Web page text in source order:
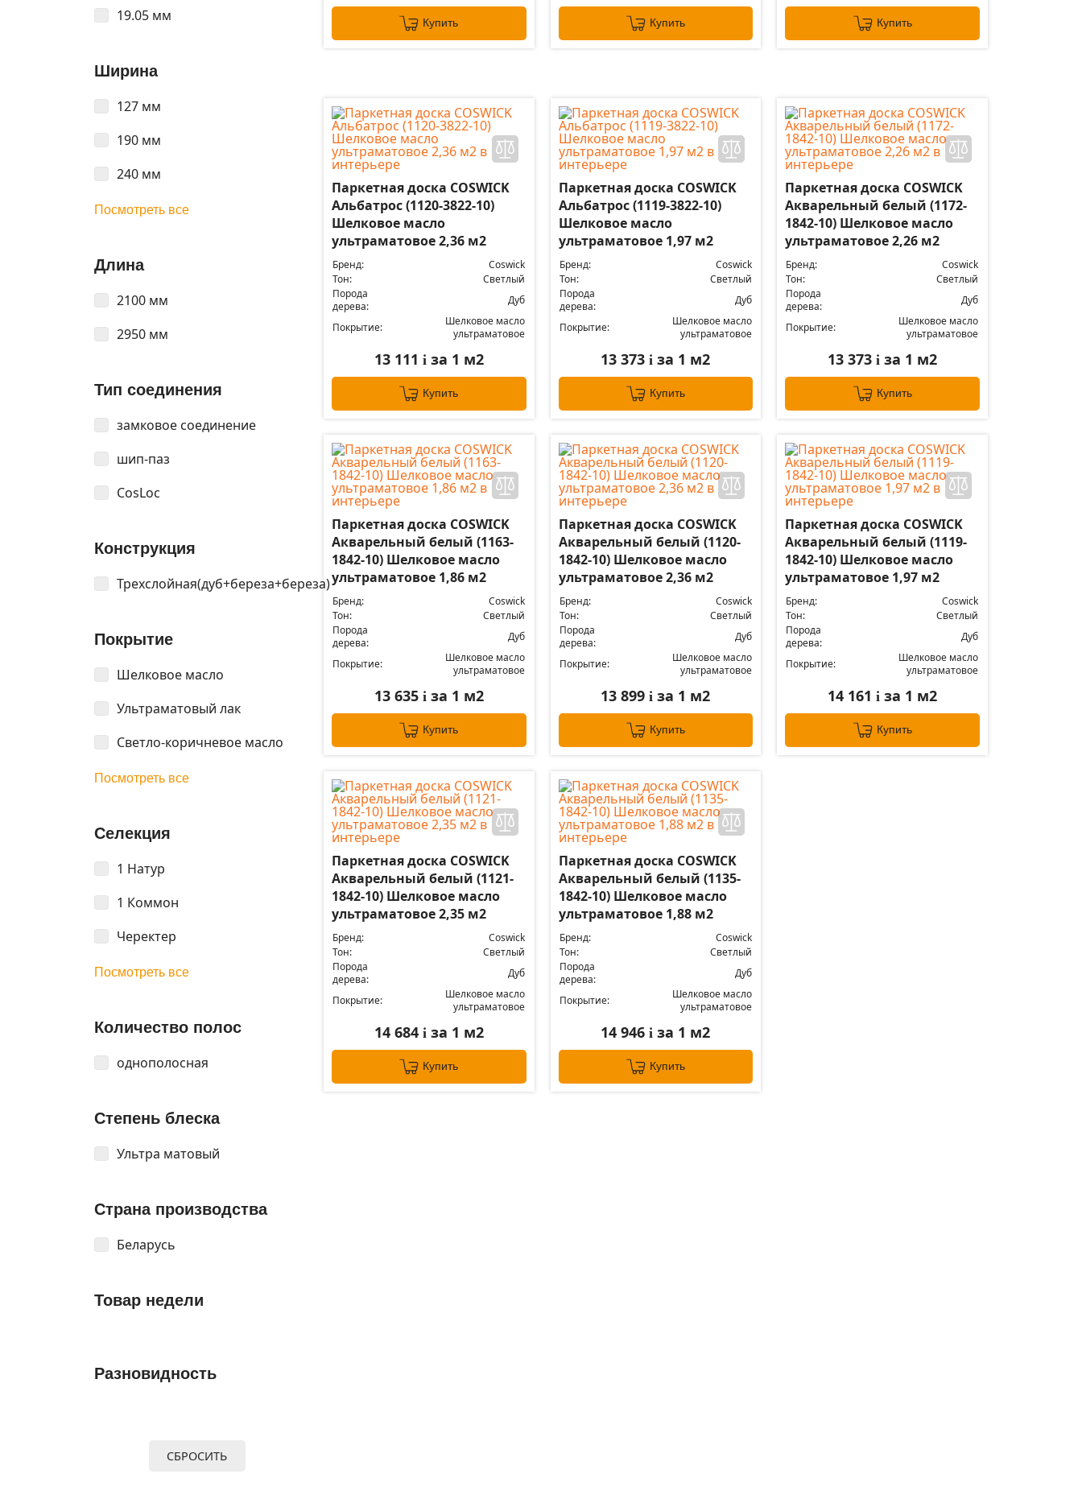
19.05 мм
Ширина
127 мм
190 мм
240 мм
Посмотреть все
Длина
2100 мм
2950 мм
Тип соединения
замковое соединение
шип-паз
CosLoc
Конструкция
Трехслойная(дуб+береза+береза)
Покрытие
Шелковое масло
Ультраматовый лак
Светло-коричневое масло
Посмотреть все
Селекция
1 Натур
1 Коммон
Черектер
Посмотреть все
Количество полос
однополосная
Степень блеска
Ультра матовый
Страна производства
Беларусь
Товар недели
Разновидность
СБРОСИТЬ
Купить Купить Купить
Паркетная доска COSWICK
Альбатрос (1120-3822-10)
Шелковое масло
ультраматовое 2,36 м2
Бренд:
Coswick
Тон:
Светлый
Порода
дерева:
Дуб
Покрытие:
Шелковое масло
ультраматовое
13 111 iза 1 м2
Купить
Паркетная доска COSWICK
Альбатрос (1119-3822-10)
Шелковое масло
ультраматовое 1,97 м2
Бренд:
Coswick
Тон:
Светлый
Порода
дерева:
Дуб
Покрытие:
Шелковое масло
ультраматовое
13 373i за 1 м2
Купить
Паркетная доска COSWICK
Акварельный белый (1172-
1842-10) Шелковое масло
ультраматовое 2,26 м2
Бренд:
Coswick
Тон:
Светлый
Порода
дерева:
Дуб
Покрытие:
Шелковое масло
ультраматовое
13 373i за 1 м2
Купить
Паркетная доска COSWICK
Акварельный белый (1163-
1842-10) Шелковое масло
ультраматовое 1,86 м2
Бренд:
Coswick
Тон:
Светлый
Порода
дерева:
Дуб
Покрытие:
Шелковое масло
ультраматовое
13 635 iза 1 м2
Купить
Паркетная доска COSWICK
Акварельный белый (1120-
1842-10) Шелковое масло
ультраматовое 2,36 м2
Бренд:
Coswick
Тон:
Светлый
Порода
дерева:
Дуб
Покрытие:
Шелковое масло
ультраматовое
13 899i за 1 м2
Купить
Паркетная доска COSWICK
Акварельный белый (1119-
1842-10) Шелковое масло
ультраматовое 1,97 м2
Бренд:
Coswick
Тон:
Светлый
Порода
дерева:
Дуб
Покрытие:
Шелковое масло
ультраматовое
14 161i за 1 м2
Купить
Паркетная доска COSWICK
Акварельный белый (1121-
1842-10) Шелковое масло
ультраматовое 2,35 м2
Бренд:
Coswick
Тон:
Светлый
Порода
дерева:
Дуб
Покрытие:
Шелковое масло
ультраматовое
14 684 iза 1 м2
Купить
Паркетная доска COSWICK
Акварельный белый (1135-
1842-10) Шелковое масло
ультраматовое 1,88 м2
Бренд:
Coswick
Тон:
Светлый
Порода
дерева:
Дуб
Покрытие:
Шелковое масло
ультраматовое
14 946i за 1 м2
Купить